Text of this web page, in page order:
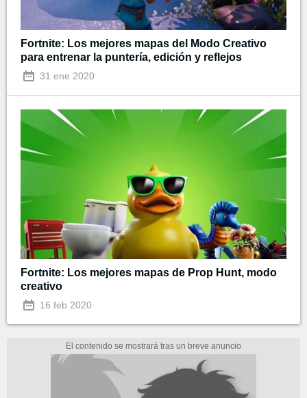
Fortnite: Los mejores mapas del Modo Creativo
para entrenar la puntería, edición y reflejos
31 ene 2020
Fortnite: Los mejores mapas de Prop Hunt, modo
creativo
16 feb 2020